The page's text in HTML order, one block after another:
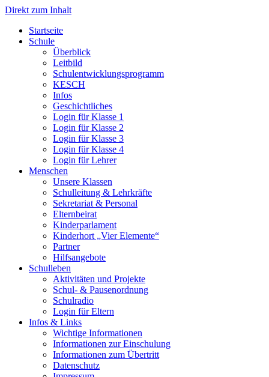
Direkt zum Inhalt
Start­sei­te
Schu­le
Über­blick
Leit­bild
Schul­ent­wick­lungs­pro­gramm
KESCH
Infos
Geschicht­li­ches
Log­in für Klas­se 1
Log­in für Klas­se 2
Log­in für Klas­se 3
Log­in für Klas­se 4
Log­in für Leh­rer
Men­schen
Unse­re Klas­sen
Schul­lei­tung & Lehr­kräf­te
Sekre­ta­ri­at & Per­so­nal
Eltern­bei­rat
Kin­der­par­la­ment
Kin­der­hort „Vier Ele­men­te“
Part­ner
Hilfs­an­ge­bo­te
Schul­le­ben
Akti­vi­tä­ten und Pro­jek­te
Schul- & Pau­sen­ord­nung
Schul­ra­dio
Log­in für Eltern
Infos & Links
Wich­ti­ge Infor­ma­tio­nen
Infor­ma­tio­nen zur Ein­schu­lung
Infor­ma­tio­nen zum Über­tritt
Daten­schutz